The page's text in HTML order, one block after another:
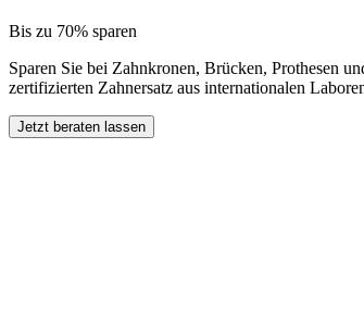
Bis zu 70% sparen
Sparen Sie bei Zahnkronen, Brücken, Prothesen
zertifizierten Zahnersatz aus internationalen
Jetzt beraten lassen